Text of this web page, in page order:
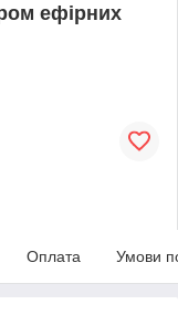
ефірних
Оплата Умови